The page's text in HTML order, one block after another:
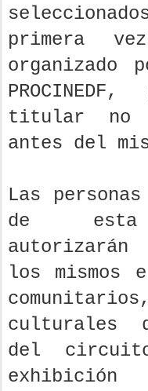
primera
organizado
titular no
antes del
Las
de esta
los mismos
culturales
del
exhibición